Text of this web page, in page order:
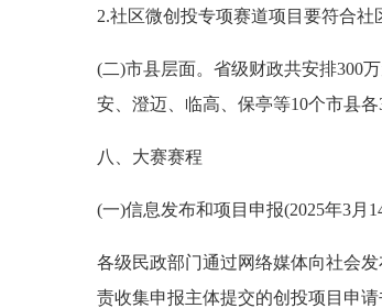
2.社区微创投专项赛道项目要符合社
(二)市县层面。省级财政共安排300
安、澄迈、临高、保亭等10个市县
八、大赛赛程
(一)信息发布和项目申报(2025年3月
各级民政部门通过网络媒体向社会
责收集申报主体提交的创投项目申请